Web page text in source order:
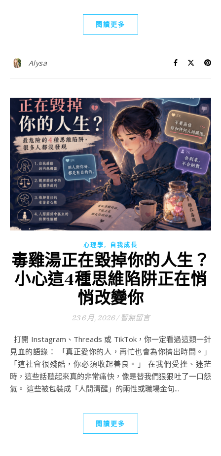
閱讀更多
Alysa
心理學, 自我成長
毒雞湯正在毀掉你的人生？
小心這4種思維陷阱正在悄
悄改變你
23 6 月, 2026 / 暫無留言
打開 Instagram、Threads 或 TikTok，你一定看過這類一針
見血的語錄： 「真正愛你的人，再忙也會為你擠出時間。」
「這社會很殘酷，你必須收起善良。」 在我們受挫、迷茫
時，這些話聽起來真的非常痛快，像是替我們狠狠吐了一口怨
氣。 這些被包裝成「人間清醒」的兩性或職場金句...
閱讀更多